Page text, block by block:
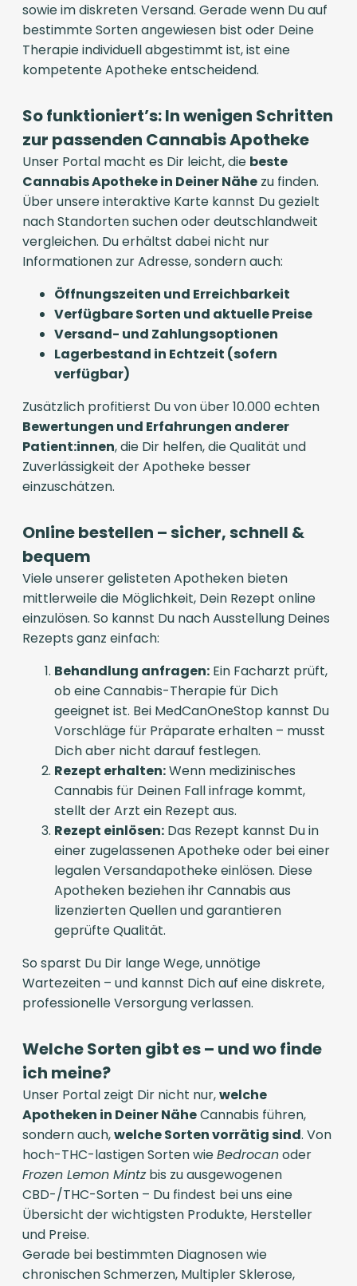
sowie im diskreten Versand. Gerade wenn Du auf
bestimmte Sorten angewiesen bist oder Deine
Therapie individuell abgestimmt ist, ist eine
kompetente Apotheke entscheidend.
So funktioniert’s: In wenigen Schritten
zur passenden Cannabis Apotheke
Unser Portal macht es Dir leicht, die beste
Cannabis Apotheke in Deiner Nähe zu finden.
Über unsere interaktive Karte kannst Du gezielt
nach Standorten suchen oder deutschlandweit
vergleichen. Du erhältst dabei nicht nur
Informationen zur Adresse, sondern auch:
Öffnungszeiten und Erreichbarkeit
Verfügbare Sorten und aktuelle Preise
Versand- und Zahlungsoptionen
Lagerbestand in Echtzeit (sofern
verfügbar)
Zusätzlich profitierst Du von über 10.000 echten
Bewertungen und Erfahrungen anderer
Patient:innen, die Dir helfen, die Qualität und
Zuverlässigkeit der Apotheke besser
einzuschätzen.
Online bestellen – sicher, schnell &
bequem
Viele unserer gelisteten Apotheken bieten
mittlerweile die Möglichkeit, Dein Rezept online
einzulösen. So kannst Du nach Ausstellung Deines
Rezepts ganz einfach:
Behandlung anfragen: Ein Facharzt prüft,
ob eine Cannabis-Therapie für Dich
geeignet ist. Bei MedCanOneStop kannst Du
Vorschläge für Präparate erhalten – musst
Dich aber nicht darauf festlegen.
Rezept erhalten:Wenn medizinisches
Cannabis für Deinen Fall infrage kommt,
stellt der Arzt ein Rezept aus.
Rezept einlösen: Das Rezept kannst Du in
einer zugelassenen Apotheke oder bei einer
legalen Versandapotheke einlösen. Diese
Apotheken beziehen ihr Cannabis aus
lizenzierten Quellen und garantieren
geprüfte Qualität.
So sparst Du Dir lange Wege, unnötige
Wartezeiten – und kannst Dich auf eine diskrete,
professionelle Versorgung verlassen.
Welche Sorten gibt es – und wo finde
ich meine?
Unser Portal zeigt Dir nicht nur,welche
Apotheken in Deiner NäheCannabis führen,
sondern auch,welche Sorten vorrätig sind. Von
hoch-THC-lastigen Sorten wieBedrocanoder
Frozen Lemon Mintzbis zu ausgewogenen
CBD-/THC-Sorten – Du findest bei uns eine
Übersicht der wichtigsten Produkte, Hersteller
und Preise.
Gerade bei bestimmten Diagnosen wie
chronischen Schmerzen, Multipler Sklerose,